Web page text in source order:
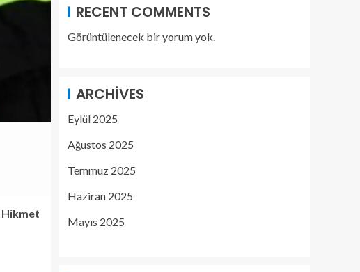
Hikmet
RECENT COMMENTS
Görüntülenecek bir yorum yok.
ARCHIVES
Eylül 2025
Ağustos 2025
Temmuz 2025
Haziran 2025
Mayıs 2025